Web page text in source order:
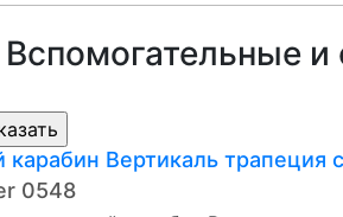
Вертикаль трапеция
0548